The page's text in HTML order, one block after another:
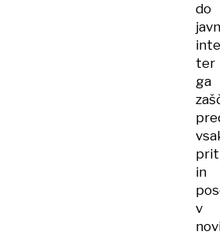
do
ter
ga
in
v